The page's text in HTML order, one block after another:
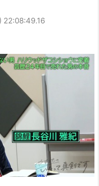
22:08:49.16